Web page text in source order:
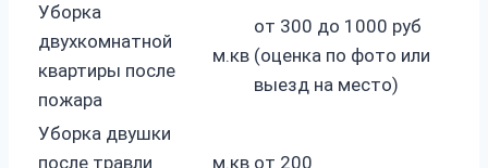
Уборка
двухкомнатной
квартиры после
пожара
м.кв
от 300 до 1000 руб
(оценка по фото или
выезд на место)
Уборка двушки
после травли
м.кв от 200